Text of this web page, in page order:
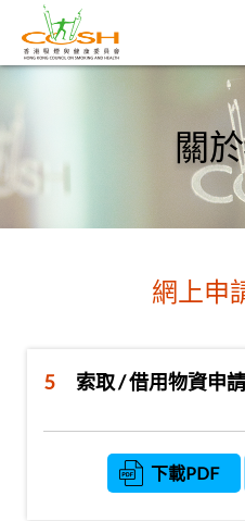
關
網上申
5 索取 / 借用物資申
下載PDF